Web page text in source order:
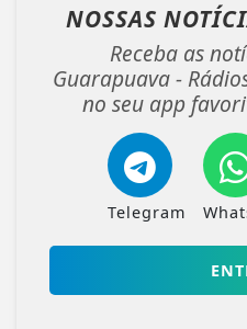
NOSSAS
Receba as
Guarapuava -
no seu app
Telegram